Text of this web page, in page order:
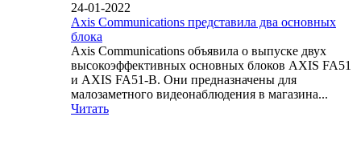
24-01-2022
Axis Communications представила два основных
блока
Axis Communications объявила о выпуске двух
высокоэффективных основных блоков AXIS FA51
и AXIS FA51-B. Они предназначены для
малозаметного видеонаблюдения в магазина...
Читать